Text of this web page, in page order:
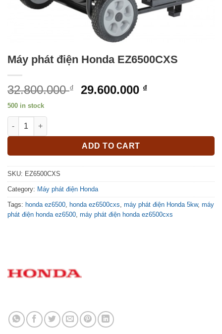
Máy phát điện Honda EZ6500CXS
32.800.000₫
Original
29.600.000 ₫Current
500 in stock
Máy phát điện Honda EZ6500CXS quantity
ADD TO CART
SKU: EZ6500CXS
Category: Máy phát điện Honda
Tags: honda ez6500 honda ez6500cxs máy phát điện Honda 5kw, máy
phát điện honda ez6500 máy phát điện honda ez6500cxs